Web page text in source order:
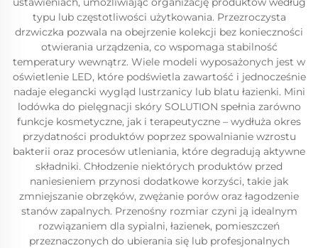
typu lub częstotliwości użytkowania. Przezroczysta
drzwiczka pozwala na obejrzenie kolekcji bez konieczności
otwierania urządzenia, co wspomaga stabilność
temperatury wewnątrz. Wiele modeli wyposażonych jest w
oświetlenie LED, które podświetla zawartość i jednocześnie
nadaje elegancki wygląd lustrzanicy lub blatu łazienki. Mini
lodówka do pielęgnacji skóry SOLUTION spełnia zarówno
funkcje kosmetyczne, jak i terapeutyczne – wydłuża okres
przydatności produktów poprzez spowalnianie wzrostu
bakterii oraz procesów utleniania, które degradują aktywne
składniki. Chłodzenie niektórych produktów przed
naniesieniem przynosi dodatkowe korzyści, takie jak
zmniejszanie obrzęków, zwężanie porów oraz łagodzenie
stanów zapalnych. Przenośny rozmiar czyni ją idealnym
rozwiązaniem dla sypialni, łazienek, pomieszczeń
przeznaczonych do ubierania się lub profesjonalnych